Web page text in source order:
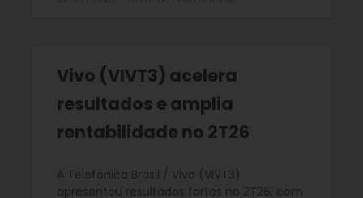
Vivo (VIVT3) acelera
resultados e amplia
rentabilidade no 2T26
A Telefônica Brasil / Vivo (VIVT3)
apresentou resultados fortes no 2T26, com